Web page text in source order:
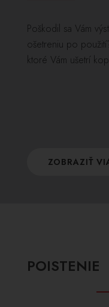
Poškodil sa Vám
ošetreniu po
ktoré Vám ušetrí
ZOBRAZIŤ
POISTENIE